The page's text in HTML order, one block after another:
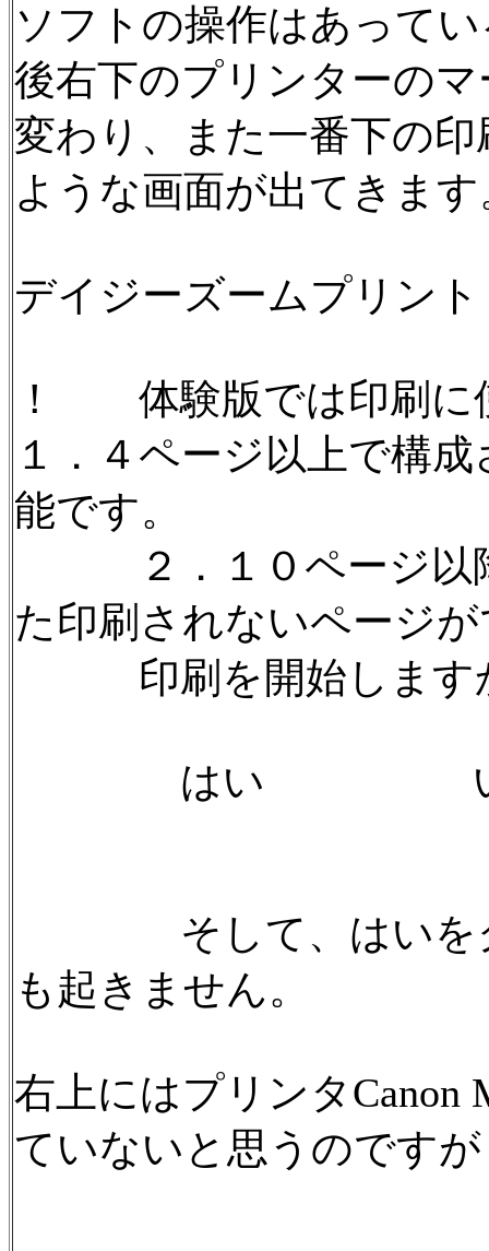
ソフトの操作はあって
後右下のプリンターの
変わり、また一番下の
ような画面が出てきます
デイジーズームプリン
！ 体験版では印刷に
１．４ページ以上で構
能です。
２．１０ページ以降
た印刷されないページ
印刷を開始します
はい い
そして、はいをク
も起きません。
右上にはプリンタCanon
ていないと思うのです